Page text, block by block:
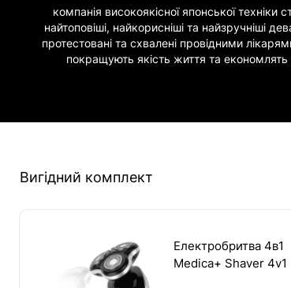
компанія високоякісної японської техніки
найтоповіші, найкорисніші та найзручніші
протестовані та схвалені провідними
покращують якість життя та економлять
Вигідний комплект
Електробритва 4в1
Medica+ Shaver 4v1